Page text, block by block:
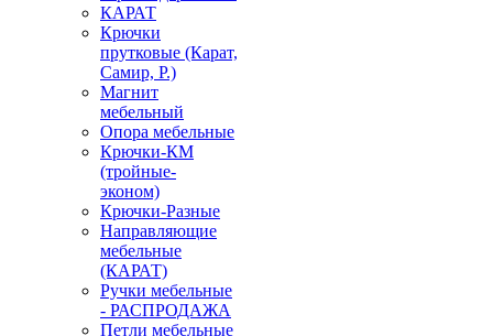
КАРАТ
Крючки
прутковые (Карат,
Самир, Р.)
Магнит
мебельный
Опора мебельные
Крючки-КМ
(тройные-
эконом)
Крючки-Разные
Направляющие
мебельные
(КАРАТ)
Ручки мебельные
- РАСПРОДАЖА
Петли мебельные